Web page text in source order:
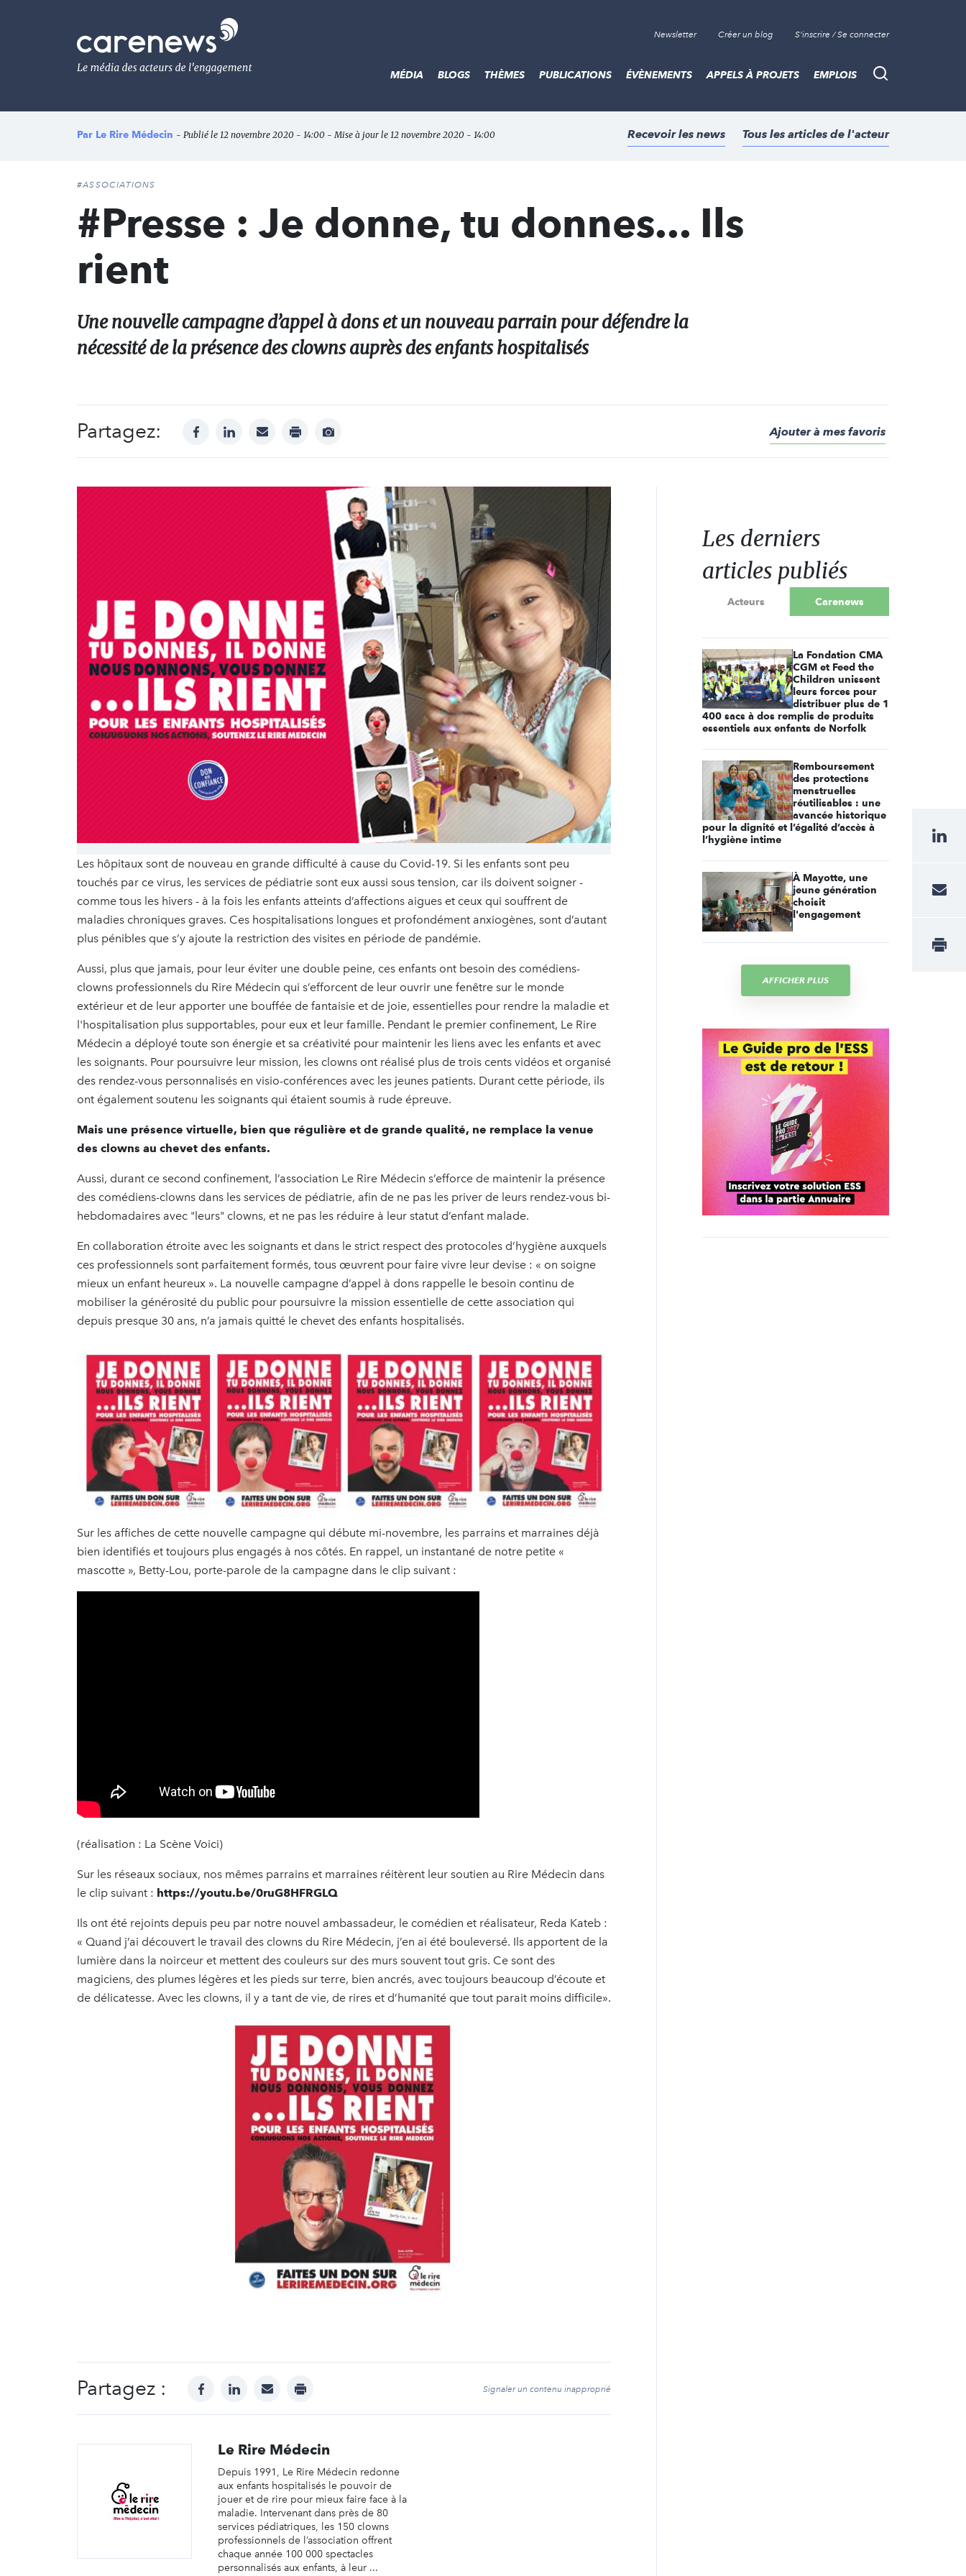
Le
média
de
l'engagement
Newsletter Créer un blog S'inscrire / Se connecter
Recherche
MÉDIA BLOGS THÈMES PUBLICATIONS ÉVÈNEMENTS APPELS À PROJETS EMPLOIS
Par Le Rire Médecin - Publié le 12 novembre 2020 - 14:00 - Mise à jour le 12 novembre 2020 - 14:00 Recevoir les news Tous les articles de l'acteur
#ASSOCIATIONS
#Presse : Je donne, tu donnes... Ils
rient
Une nouvelle campagne d’appel à dons et un nouveau parrain pour défendre la
nécessité de la présence des clowns auprès des enfants hospitalisés
Partagez: facebooklinkedinmail print
Afficher
Ajouter à mes favoris
Les hôpitaux sont de nouveau en grande difficulté à cause du Covid-19. Si les enfants sont peu
touchés par ce virus, les services de pédiatrie sont eux aussi sous tension, car ils doivent soigner -
comme tous les hivers - à la fois les enfants atteints d’affections aigues et ceux qui souffrent de
maladies chroniques graves. Ces hospitalisations longues et profondément anxiogènes, sont d’autant
plus pénibles que s’y ajoute la restriction des visites en période de pandémie.
Aussi, plus que jamais, pour leur éviter une double peine, ces enfants ont besoin des comédiens-
clowns professionnels du Rire Médecin qui s’efforcent de leur ouvrir une fenêtre sur le monde
extérieur et de leur apporter une bouffée de fantaisie et de joie, essentielles pour rendre la maladie et
l'hospitalisation plus supportables, pour eux et leur famille. Pendant le premier confinement, Le Rire
Médecin a déployé toute son énergie et sa créativité pour maintenir les liens avec les enfants et avec
les soignants. Pour poursuivre leur mission, les clowns ont réalisé plus de trois cents vidéos et organisé
des rendez-vous personnalisés en visio-conférences avec les jeunes patients. Durant cette période, ils
ont également soutenu les soignants qui étaient soumis à rude épreuve.
Mais une présence virtuelle, bien que régulière et de grande qualité, ne remplace la venue
des clowns au chevet des enfants.
Aussi, durant ce second confinement, l’association Le Rire Médecin s’efforce de maintenir la présence
des comédiens-clowns dans les services de pédiatrie, afin de ne pas les priver de leurs rendez-vous bi-
hebdomadaires avec "leurs" clowns, et ne pas les réduire à leur statut d’enfant malade.
En collaboration étroite avec les soignants et dans le strict respect des protocoles d’hygiène auxquels
ces professionnels sont parfaitement formés, tous œuvrent pour faire vivre leur devise : « on soigne
mieux un enfant heureux ». La nouvelle campagne d’appel à dons rappelle le besoin continu de
mobiliser la générosité du public pour poursuivre la mission essentielle de cette association qui
depuis presque 30 ans, n’a jamais quitté le chevet des enfants hospitalisés.
Sur les affiches de cette nouvelle campagne qui débute mi-novembre, les parrains et marraines déjà
bien identifiés et toujours plus engagés à nos côtés. En rappel, un instantané de notre petite «
mascotte », Betty-Lou, porte-parole de la campagne dans le clip suivant :
(réalisation : La Scène Voici)
Sur les réseaux sociaux, nos mêmes parrains et marraines réitèrent leur soutien au Rire Médecin dans
le clip suivant : https://youtu.be/0ruG8HFRGLQ
Ils ont été rejoints depuis peu par notre nouvel ambassadeur, le comédien et réalisateur, Reda Kateb :
« Quand j’ai découvert le travail des clowns du Rire Médecin, j’en ai été bouleversé. Ils apportent de la
lumière dans la noirceur et mettent des couleurs sur des murs souvent tout gris. Ce sont des
magiciens, des plumes légères et les pieds sur terre, bien ancrés, avec toujours beaucoup d’écoute et
de délicatesse. Avec les clowns, il y a tant de vie, de rires et d’humanité que tout parait moins difficile».
Partagez : facebooklinkedinmail print Signaler un contenu inapproprié
Le Rire Médecin
Depuis 1991, Le Rire Médecin redonne
aux enfants hospitalisés le pouvoir de
jouer et de rire pour mieux faire face à la
maladie. Intervenant dans près de 80
services pédiatriques, les 150 clowns
professionnels de l’association offrent
chaque année 100 000 spectacles
personnalisés aux enfants, à leur ...
Les derniers
articles publiés
Acteurs Carenews
La Fondation CMA
CGM et Feed the
Children unissent
leurs forces pour
distribuer plus de 1
400 sacs à dos remplis de produits
essentiels aux enfants de Norfolk
Remboursement
des protections
menstruelles
réutilisables : une
avancée historique
pour la dignité et l’égalité d’accès à
l’hygiène intime
À Mayotte, une
jeune génération
choisit
l'engagement
AFFICHER PLUS